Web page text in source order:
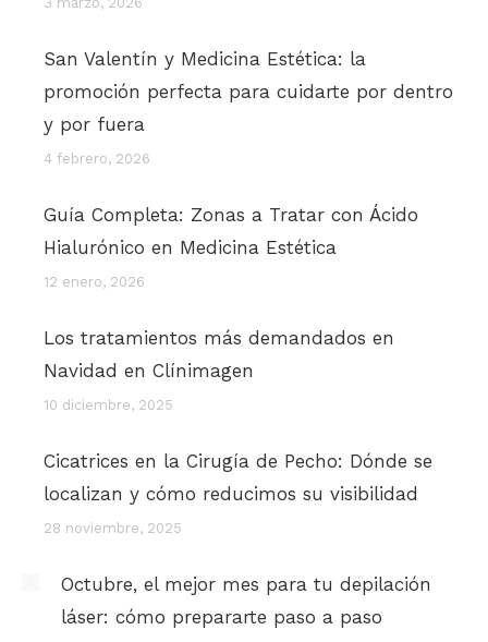
San Valentín y Medicina Estética: la
promoción perfecta para cuidarte por dentro
y por fuera
4 febrero, 2026
Guía Completa: Zonas a Tratar con Ácido
Hialurónico en Medicina Estética
12 enero, 2026
Los tratamientos más demandados en
Navidad en Clínimagen
10 diciembre, 2025
Cicatrices en la Cirugía de Pecho: Dónde se
localizan y cómo reducimos su visibilidad
28 noviembre, 2025
Octubre, el mejor mes para tu depilación
láser: cómo prepararte paso a paso